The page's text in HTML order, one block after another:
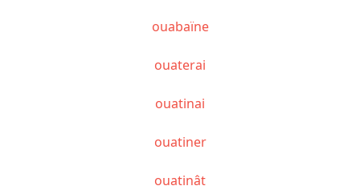
ouabaïne
ouaterai
ouatinai
ouatiner
ouatinât